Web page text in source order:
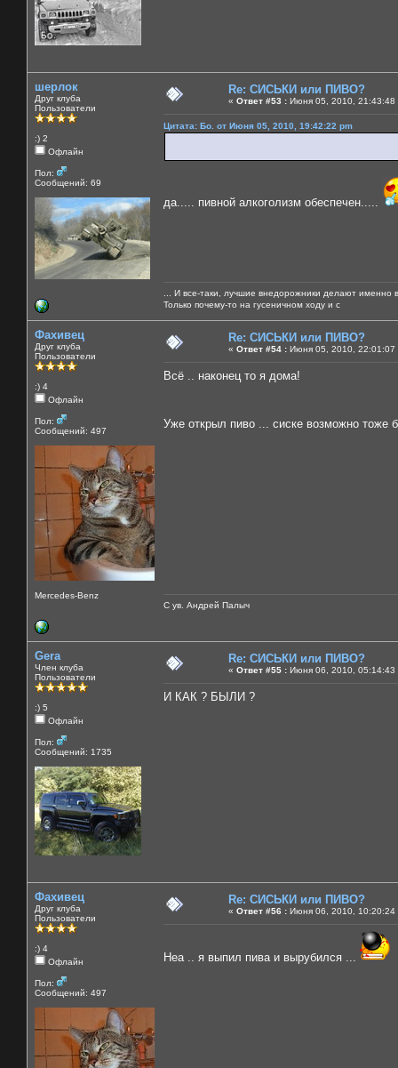
шерлок
Друг клуба
Пользователи
:) 2
Офлайн
Пол:
Сообщений: 69
Re: СИСЬКИ или ПИВО?
« Ответ #53 : Июня 05, 2010, 21:43:48
Цитата: Бо. от Июня 05, 2010, 19:42:22 pm
да..... пивной алкоголизм обеспечен.....
... И все-таки, лучшие внедорожники делают именно
Только почему-то на гусеничном ходу и с
Фахивец
Друг клуба
Пользователи
:) 4
Офлайн
Пол:
Сообщений: 497
Mercedes-Benz
Re: СИСЬКИ или ПИВО?
« Ответ #54 : Июня 05, 2010, 22:01:07
Всё .. наконец то я дома!
Уже открыл пиво ... сиске возможно тоже
С ув. Андрей Палыч
Gera
Член клуба
Пользователи
:) 5
Офлайн
Пол:
Сообщений: 1735
Re: СИСЬКИ или ПИВО?
« Ответ #55 : Июня 06, 2010, 05:14:43
И КАК ? БЫЛИ ?
Фахивец
Друг клуба
Пользователи
:) 4
Офлайн
Пол:
Сообщений: 497
Re: СИСЬКИ или ПИВО?
« Ответ #56 : Июня 06, 2010, 10:20:24
Неа .. я выпил пива и вырубился ...